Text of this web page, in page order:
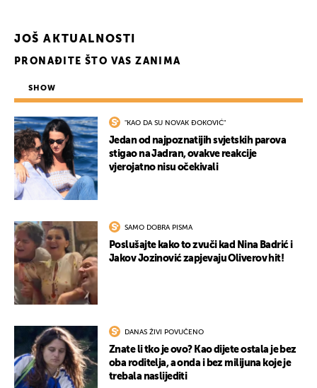
JOŠ AKTUALNOSTI
PRONAĐITE ŠTO VAS ZANIMA
SHOW
"KAO DA SU NOVAK ĐOKOVIĆ"
Jedan od najpoznatijih svjetskih parova
stigao na Jadran, ovakve reakcije
vjerojatno nisu očekivali
SAMO DOBRA PISMA
Poslušajte kako to zvuči kad Nina Badrić i
Jakov Jozinović zapjevaju Oliverov hit!
DANAS ŽIVI POVUČENO
Znate li tko je ovo? Kao dijete ostala je bez
oba roditelja, a onda i bez milijuna koje je
trebala naslijediti